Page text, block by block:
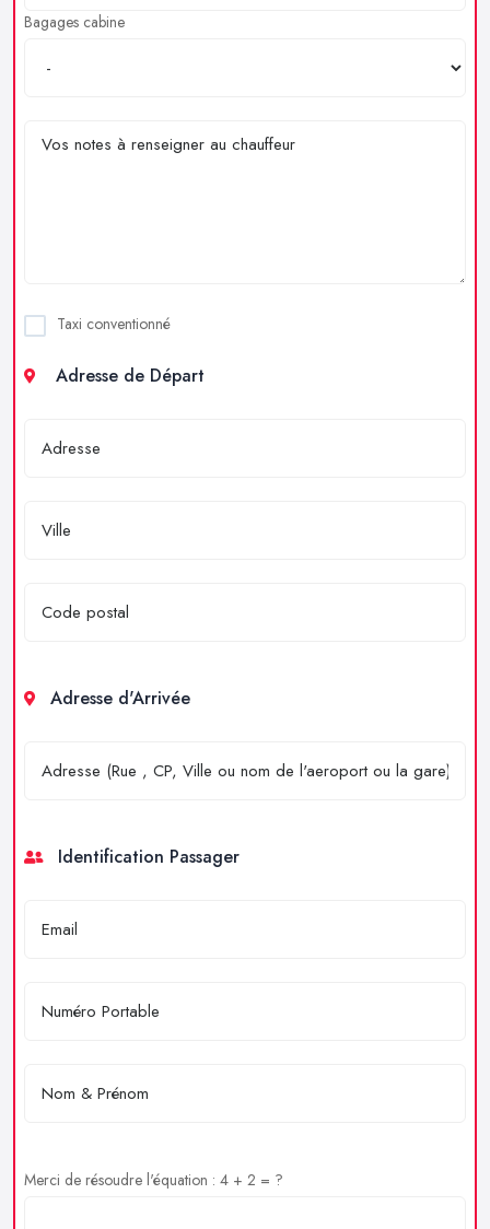
Bagages cabine
Taxi conventionné
Adresse de Départ
Adresse d'Arrivée
Identification Passager
Merci de résoudre l'équation : 4 + 2 = ?